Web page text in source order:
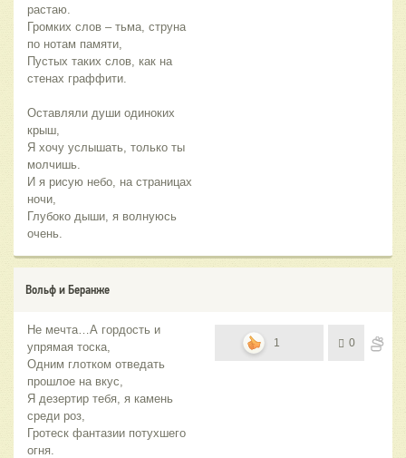
растаю.
Громких слов – тьма, струна
по нотам памяти,
Пустых таких слов, как на
стенах граффити.
Оставляли души одиноких
крыш,
Я хочу услышать, только ты
молчишь.
И я рисую небо, на страницах
ночи,
Глубоко дыши, я волнуюсь
очень.
Вольф и Беранже
Не мечта…А гордость и
упрямая тоска,
Одним глотком отведать
прошлое на вкус,
Я дезертир тебя, я камень
среди роз,
Гротеск фантазии потухшего
огня.
1 0